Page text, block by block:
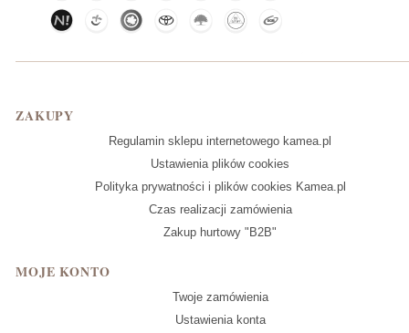
Linki w stopce
ZAKUPY
Regulamin sklepu internetowego kamea.pl
Ustawienia plików cookies
Polityka prywatności i plików cookies Kamea.pl
Czas realizacji zamówienia
Zakup hurtowy "B2B"
MOJE KONTO
Twoje zamówienia
Ustawienia konta